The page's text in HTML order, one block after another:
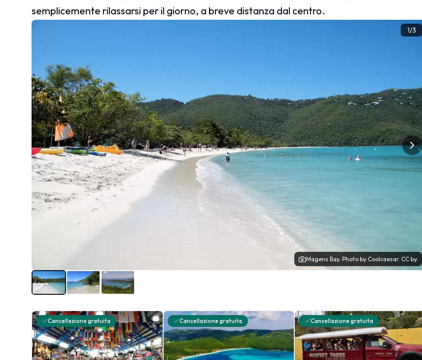
semplicemente rilassarsi per il giorno, a breve distanza dal centro.
1/3
Magens Bay. Photo by Coolcaesar. CC by.
Cancellazione gratuita Cancellazione gratuita Cancellazione gratuita